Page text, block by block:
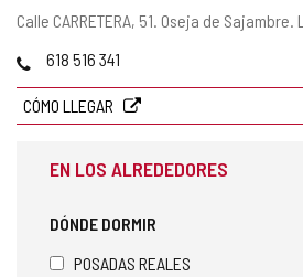
Dirección
Calle CARRETERA, 51. Oseja de Sajambre.
Teléfonos
618 516 341
CÓMO LLEGAR
EN LOS ALREDEDORES
DÓNDE DORMIR
POSADAS REALES